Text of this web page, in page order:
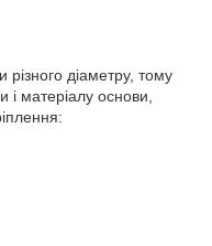
різного діаметру, тому
і матеріалу основи,